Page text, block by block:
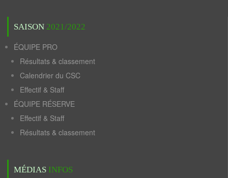
SAISON 2021/2022
ÉQUIPE PRO
Résultats & classement
Calendrier du CSC
Effectif & Staff
ÉQUIPE RÉSERVE
Effectif & Staff
Résultats & classement
MÉDIAS INFOS